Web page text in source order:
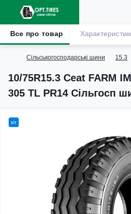
Сільськогосподарські шини 15.3
10/75R15.3 Ceat FARM
305 TL PR14 Сільгосп
Все про товар
хіт